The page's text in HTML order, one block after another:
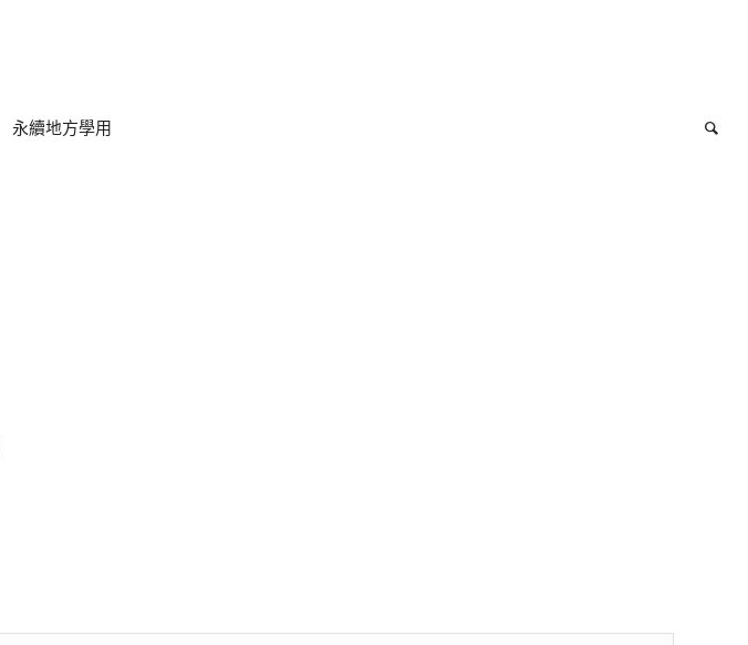
永續地方學用